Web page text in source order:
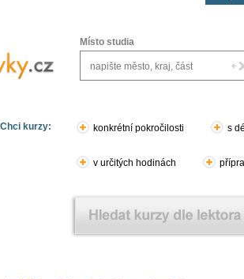
Místo studia
Chci kurzy: konkrétní pokročilosti s
v určitých hodinách